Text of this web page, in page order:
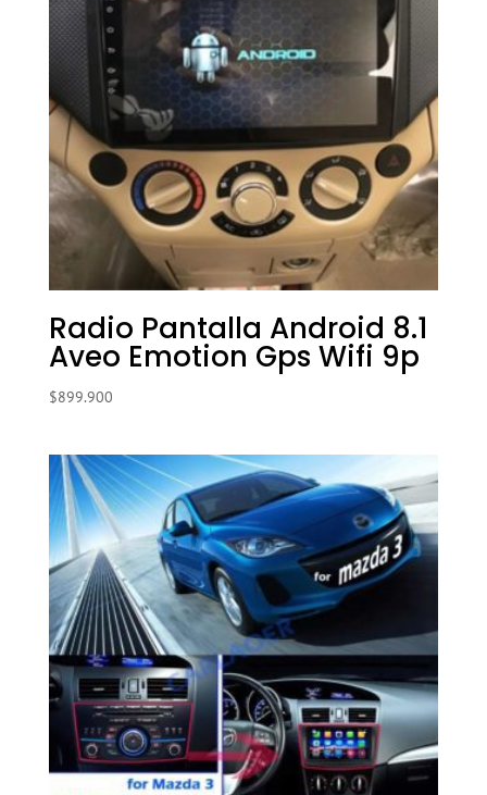
Radio Pantalla Android 8.1
Aveo Emotion Gps Wifi 9p
$899.900